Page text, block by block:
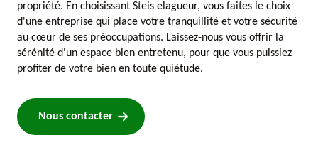
propriété. En choisissant Steis elagueur, vous faites le choix
d'une entreprise qui place votre tranquillité et votre sécurité
au cœur de ses préoccupations. Laissez-nous vous offrir la
sérénité d'un espace bien entretenu, pour que vous puissiez
profiter de votre bien en toute quiétude.
Nous contacter